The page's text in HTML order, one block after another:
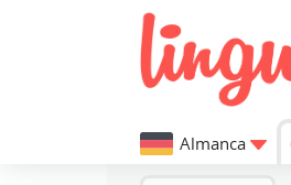
Almanca